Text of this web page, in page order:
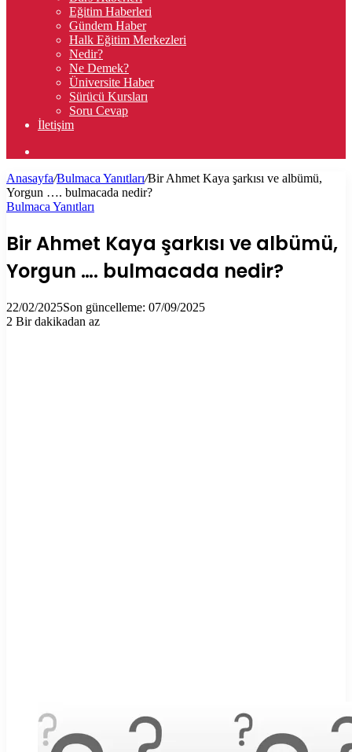
Eğitim Haberleri
Gündem Haber
Halk Eğitim Merkezleri
Nedir?
Ne Demek?
Üniversite Haber
Sürücü Kursları
Soru Cevap
İletişim
...
Anasayfa/Bulmaca Yanıtları/Bir Ahmet Kaya şarkısı ve albümü,
Yorgun …. bulmacada nedir?
Bulmaca Yanıtları
Bir Ahmet Kaya şarkısı ve albümü,
Yorgun …. bulmacada nedir?
22/02/2025Son güncelleme: 07/09/2025
2 Bir dakikadan az